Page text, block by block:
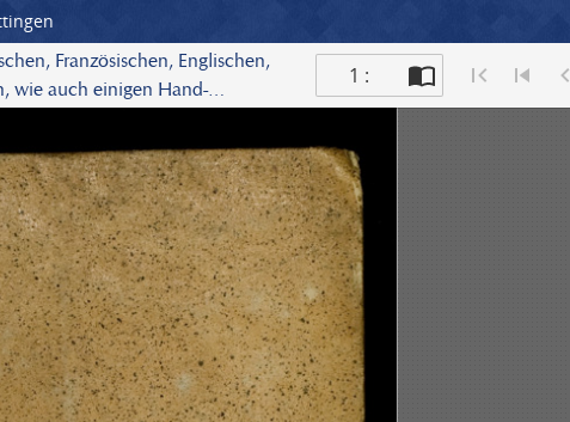
Französischen, Englischen,
wie auch einigen Hand-
Crußius, weil. Churfl.
1 :